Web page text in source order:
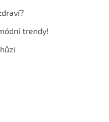
trendy!